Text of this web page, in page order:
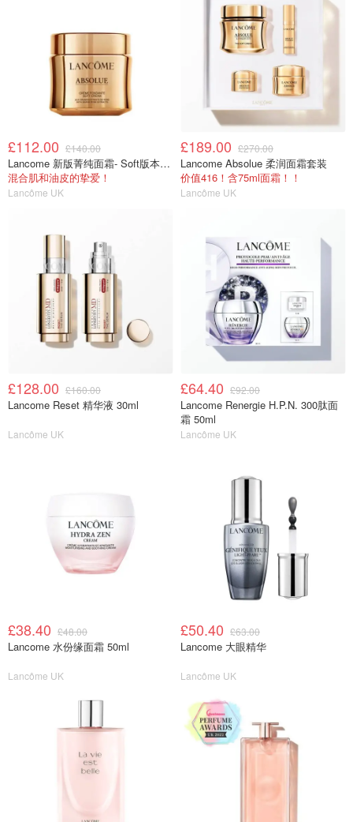
£112.00 £140.00
Lancome 新版菁纯面霜- Soft版本60ml
混合肌和油皮的挚爱！
Lancôme UK
£189.00 £270.00
Lancome Absolue 柔润面霜套装
价值416！含75ml面霜！！
Lancôme UK
£128.00 £160.00
Lancome Reset 精华液 30ml
Lancôme UK
£64.40 £92.00
Lancome Renergie H.P.N. 300肽面
霜 50ml
Lancôme UK
£38.40 £48.00
Lancome 水份缘面霜 50ml
Lancôme UK
£50.40 £63.00
Lancome 大眼精华
Lancôme UK